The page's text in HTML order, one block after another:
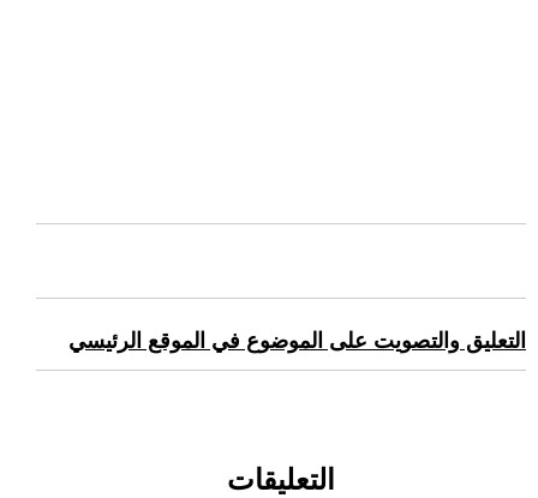
التعليق والتصويت على الموضوع في الموقع الرئيسي
التعليقات